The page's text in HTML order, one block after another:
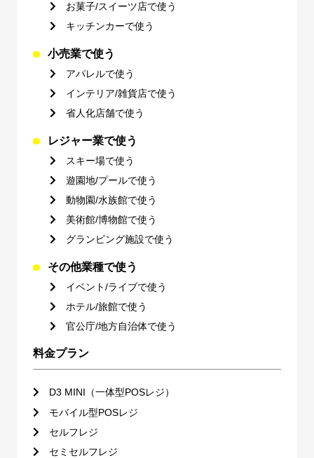
お菓子/スイーツ店で使う
キッチンカーで使う
小売業で使う
アパレルで使う
インテリア/雑貨店で使う
省人化店舗で使う
レジャー業で使う
スキー場で使う
遊園地/プールで使う
動物園/水族館で使う
美術館/博物館で使う
グランピング施設で使う
その他業種で使う
イベント/ライブで使う
ホテル/旅館で使う
官公庁/地方自治体で使う
料金プラン
D3 MINI（一体型POSレジ）
モバイル型POSレジ
セルフレジ
セミセルフレジ